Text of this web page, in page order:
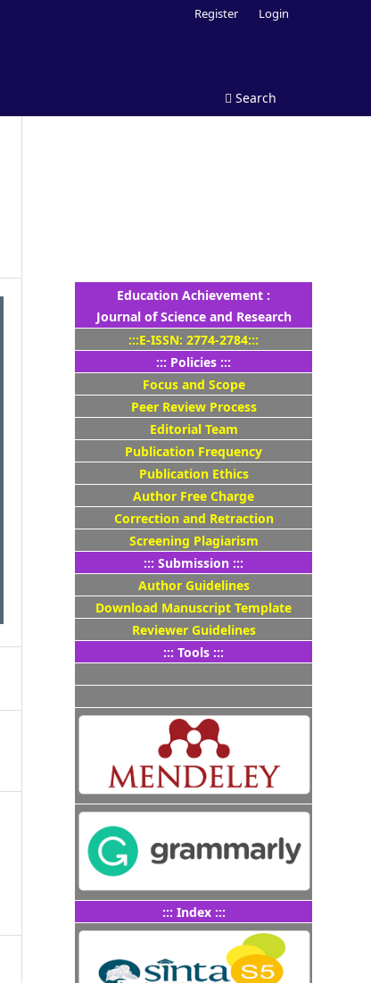
Search
Register Login
Education Achievement :
Journal of Science and Research
:::E-ISSN: 2774-2784:::
::: Policies :::
Focus and Scope
Peer Review Process
Editorial Team
Publication Frequency
Publication Ethics
Author Free Charge
Correction and Retraction
Screening Plagiarism
::: Submission :::
Author Guidelines
Download Manuscript Template
Reviewer Guidelines
::: Tools :::
::: Index :::